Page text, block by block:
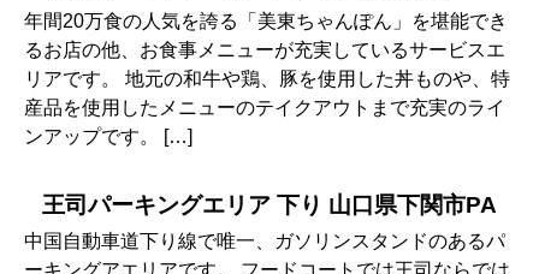
年間20万食の人気を誇る「美東ちゃんぽん」を堪能でき
るお店の他、お食事メニューが充実しているサービスエ
リアです。 地元の和牛や鶏、豚を使用した丼ものや、特
産品を使用したメニューのテイクアウトまで充実のライ
ンアップです。 […]
王司パーキングエリア 下り 山口県下関市PA
中国自動車道下り線で唯一、ガソリンスタンドのあるパ